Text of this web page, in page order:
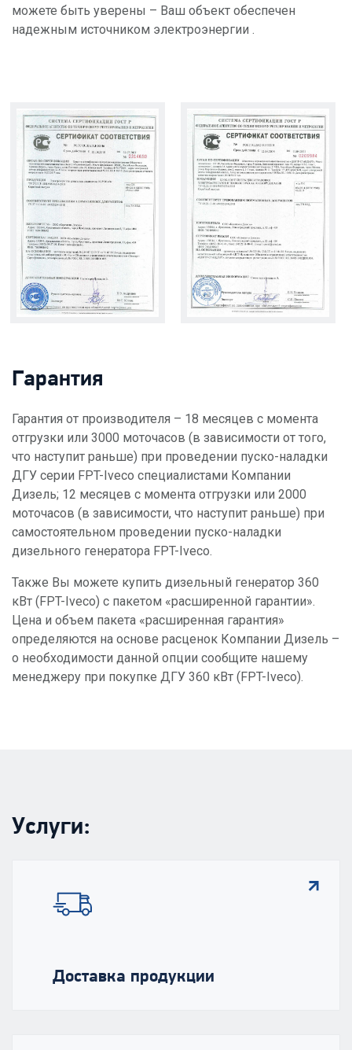
можете быть уверены – Ваш объект обеспечен
надежным источником электроэнергии .
Гарантия
Гарантия от производителя – 18 месяцев с момента
отгрузки или 3000 моточасов (в зависимости от того,
что наступит раньше) при проведении пуско-наладки
ДГУ серии FPT-Iveco специалистами Компании
Дизель; 12 месяцев с момента отгрузки или 2000
моточасов (в зависимости, что наступит раньше) при
самостоятельном проведении пуско-наладки
дизельного генератора FPT-Iveco.
Также Вы можете купить дизельный генератор 360
кВт (FPT-Iveco) с пакетом «расширенной гарантии».
Цена и объем пакета «расширенная гарантия»
определяются на основе расценок Компании Дизель –
о необходимости данной опции сообщите нашему
менеджеру при покупке ДГУ 360 кВт (FPT-Iveco).
Услуги:
Доставка продукции